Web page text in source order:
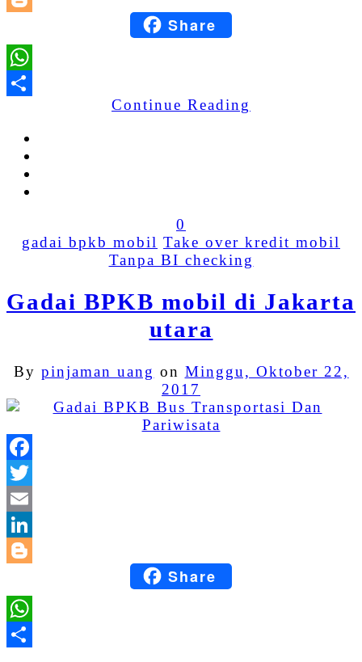
BloggerShare
Share
Continue Reading
0
gadai bpkb mobil Take over kredit mobil
Tanpa BI checking
Gadai BPKB mobil di Jakarta
utara
By pinjaman uang on Minggu, Oktober 22,
2017
BloggerShare